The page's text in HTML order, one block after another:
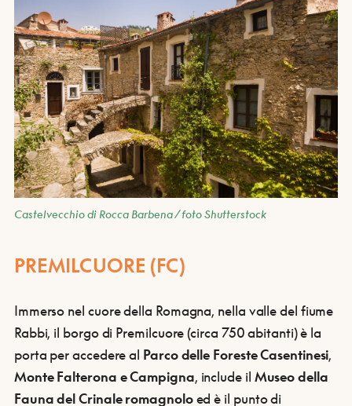
Castelvecchio di Rocca Barbena / foto Shutterstock
PREMILCUORE (FC)
Immerso nel cuore della Romagna, nella valle del fiume
Rabbi, il borgo di Premilcuore (circa 750 abitanti) è la
porta per accedere al Parco delle Foreste Casentinesi,
Monte Falterona e Campigna, include il Museo della
Fauna del Crinale romagnoloed è il punto di